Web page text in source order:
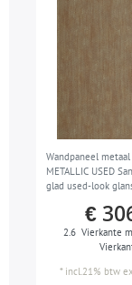
Wandpaneel
METALLIC USED
glad used-look
€
2.6 Vierkante
* incl.21% btw